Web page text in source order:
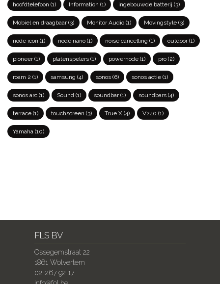
hoofdtelefoon (1) Information (1) ingebouwde batterij (3)
Mobiel en draagbaar(3) Monitor Audio (1) Movingstyle (3)
node icon (1) node nano (1) noise cancelling (1) outdoor(1)
pioneer(1) platenspelers (1) powernode (1) pro (2)
roam 2 (1) samsung (4) sonos (6) sonos actie (1)
sonos arc (1) Sound (1) soundbar(1) soundbars (4)
terrace (1) touchscreen (3) True X (4) V240 (1)
Yamaha (10)
FLS BV
Ossegemstraat 22
1861 Wolvertem
02-267 92 17